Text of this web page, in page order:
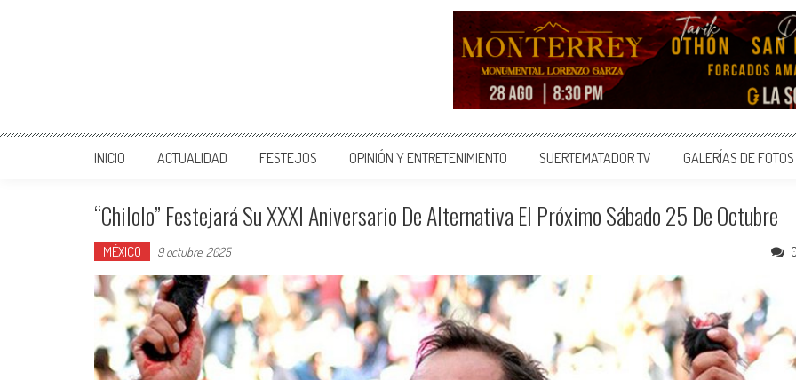
INICIO ACTUALIDAD FESTEJOS OPINIÓN Y ENTRETENIMIENTO SUERTEMATADOR TV GALERÍAS DE FOTOS
“Chilolo” Festejará Su XXXI Aniversario De Alternativa El Próximo Sábado 25 De Octubre
MÉXICO 9 octubre, 2025